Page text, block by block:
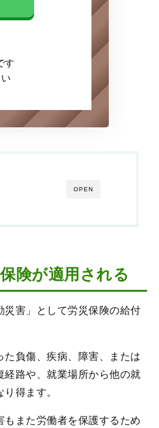
す
OPEN
険が適用される
害」として労災保険の給付
負傷、疾病、障害、または
路や、就業場所から他の就
得ます。
また労働者を保護するため